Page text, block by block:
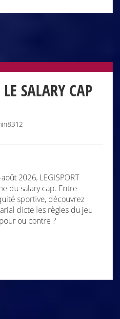
SALARY CAP
2026, LEGISPORT
du salary cap. Entre
sportive, découvrez
dicte les règles du jeu
ou contre ?